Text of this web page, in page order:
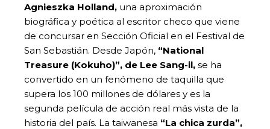
Agnieszka Holland, una aproximación
biográfica y poética al escritor checo que viene
de concursar en Sección Oficial en el Festival de
San Sebastián. Desde Japón, “National
Treasure (Kokuho)”, de Lee Sang-il, se ha
convertido en un fenómeno de taquilla que
supera los 100 millones de dólares y es la
segunda película de acción real más vista de la
historia del país. La taiwanesa “La chica zurda”,